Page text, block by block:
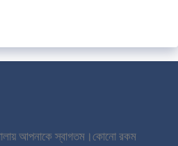
আপনাকে স্বাগতম।কোনো রকম